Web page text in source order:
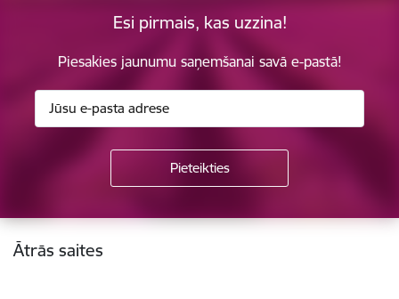
Esi pirmais, kas uzzina!
Piesakies jaunumu saņemšanai savā e-pastā!
Kājene
Ātrās saites